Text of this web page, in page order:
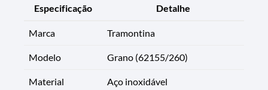
Especificação Detalhe
Marca Tramontina
Modelo Grano (62155/260)
Material Aço inoxidável